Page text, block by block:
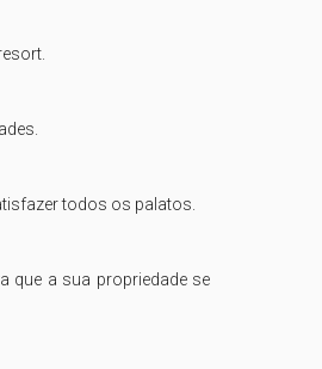
todos os palatos.
que a sua propriedade se